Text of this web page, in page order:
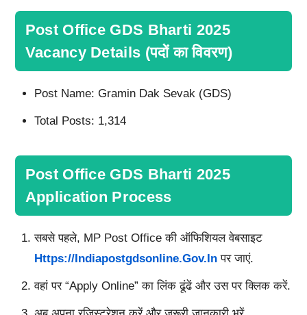
Post Office GDS Bharti 2025
Vacancy Details (पदों का विवरण)
Post Name: Gramin Dak Sevak (GDS)
Total Posts: 1,314
Post Office GDS Bharti 2025
Application Process
सबसे पहले, MP Post Office की ऑफिशियल वेबसाइट
Https://indiapostgdsonline.gov.inपर जाएं.
वहां पर “Apply Online” का लिंक ढूंढें और उस पर क्लिक करें.